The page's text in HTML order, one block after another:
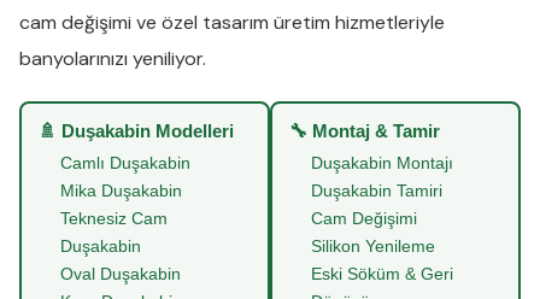
cam değişimi ve özel tasarım üretim hizmetleriyle
banyolarınızı yeniliyor.
🚿 Duşakabin Modelleri
Camlı Duşakabin
Mika Duşakabin
Teknesiz Cam
Duşakabin
Oval Duşakabin
🔧 Montaj & Tamir
Duşakabin Montajı
Duşakabin Tamiri
Cam Değişimi
Silikon Yenileme
Eski Söküm & Geri